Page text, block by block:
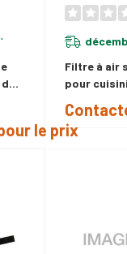
*
le prix
Filtre à air
pour